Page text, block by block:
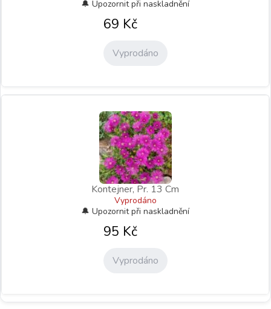
69 Kč
Vyprodáno
Kontejner, Pr. 13 Cm
Vyprodáno
95 Kč
Vyprodáno